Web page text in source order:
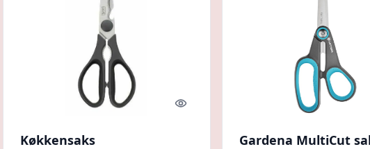
Quick look
Køkkensaks Gardena MultiCut